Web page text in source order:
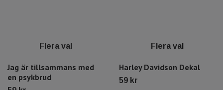
Flera val
Jag är tillsammans med
en psykbrud
Flera val
Harley Davidson Dekal
59 kr